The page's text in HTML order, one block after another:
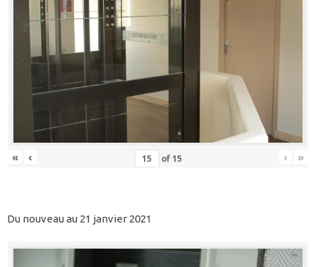
« ‹ of 15 › »
Du nouveau au 21 janvier 2021